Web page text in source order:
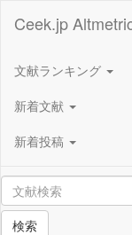
Ceek.jp
文献ランキング
新着文献
新着投稿
検索